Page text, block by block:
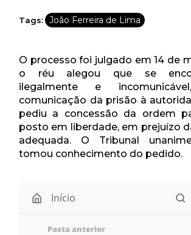
Tags: João Ferreira de Lima
O processo foi julgado em 14 de
o réu alegou que se
ilegalmente e
comunicação da prisão à
pediu a concessão da ordem
posto em liberdade, em prejuízo
adequada. O Tribunal
tomou conhecimento do pedido.
Início
Pasta anterior